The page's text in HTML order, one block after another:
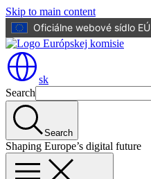
Skip to main content
Oficiálne webové sídlo EÚ
sk
Search
Search
Shaping Europe’s digital future